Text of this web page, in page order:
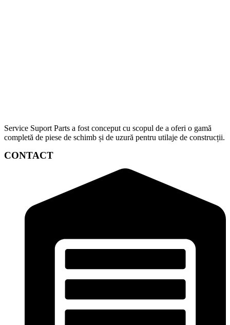
Service Suport Parts a fost conceput cu scopul de a oferi o gamă
completă de piese de schimb și de uzură pentru utilaje de construcții.
CONTACT